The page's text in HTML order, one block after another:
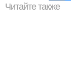
Читайте также